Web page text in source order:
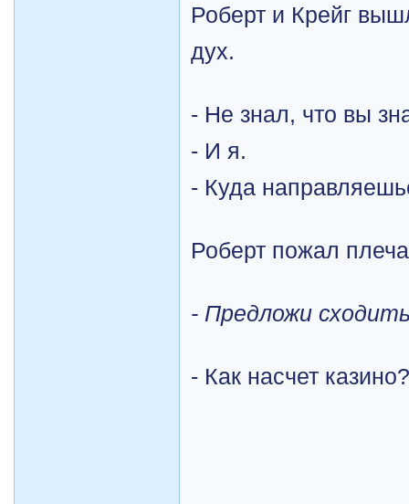
Роберт и Крейг
дух.
- Не знал, что вы
- И я.
- Куда
Роберт пожал
- Предложи
- Как насчет